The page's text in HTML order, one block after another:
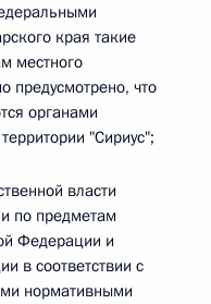
края такие
местного
предусмотрено, что
органами
"Сириус";
власти
по предметам
Федерации и
в соответствии с
нормативными